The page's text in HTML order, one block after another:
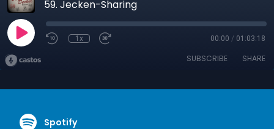
59. Jecken-Sharing
1x 00:00 / 01:03:18
SUBSCRIBE SHARE
Spotify